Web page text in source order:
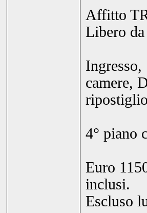
Affitto
Libero da
camere,
4° piano
Euro
inclusi.
Escluso